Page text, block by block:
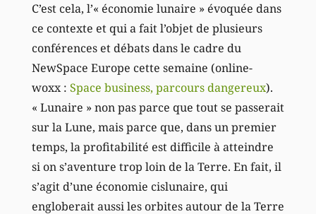
C’est cela, l’« économie lunaire » évoquée dans
ce contexte et qui a fait l’objet de plusieurs
conférences et débats dans le cadre du
NewSpace Europe cette semaine (online-
woxx : Space business, parcours dangereux).
« Lunaire » non pas parce que tout se passerait
sur la Lune, mais parce que, dans un premier
temps, la profitabilité est difficile à atteindre
si on s’aventure trop loin de la Terre. En fait, il
s’agit d’une économie cislunaire, qui
engloberait aussi les orbites autour de la Terre